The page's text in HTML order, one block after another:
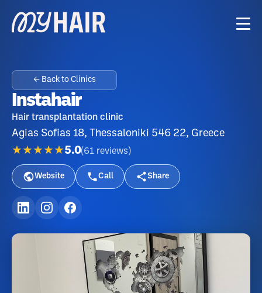
← Back to Clinics
Instahair
Hair transplantation clinic
Agias Sofias 18, Thessaloniki 546 22, Greece
★★★★★5.0(61 reviews )
Website Call Share